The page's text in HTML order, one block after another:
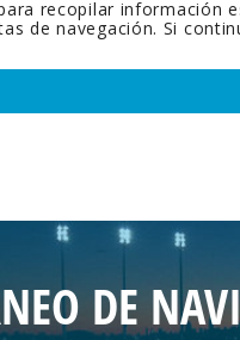
recopilar información
de navegación. Si
DE